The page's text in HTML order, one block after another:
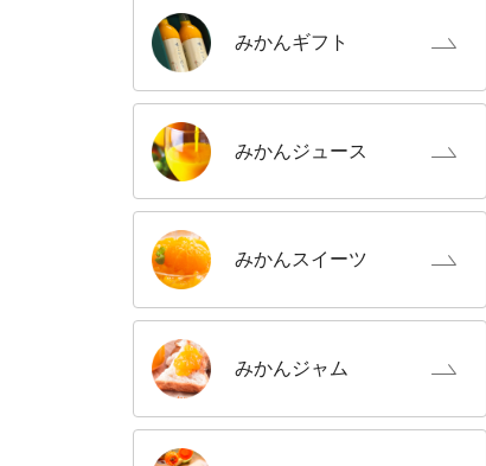
みかんギフト
みかんジュース
みかんスイーツ
みかんジャム